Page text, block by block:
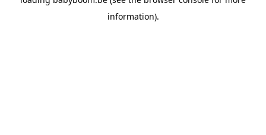
information).